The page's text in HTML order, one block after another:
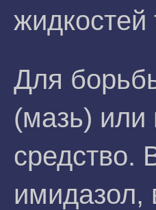
жидкостей
Для
(мазь) или
средство.
имидазол,